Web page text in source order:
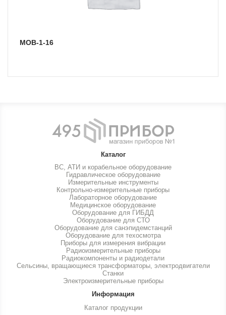
МОВ-1-16
Каталог
ВС, АТИ и корабельное оборудование
Гидравлическое оборудование
Измерительные инструменты
Контрольно-измерительные приборы
Лабораторное оборудование
Медицинское оборудование
Оборудование для ГИБДД
Оборудование для СТО
Оборудование для санэпидемстанций
Оборудование для техосмотра
Приборы для измерения вибрации
Радиоизмерительные приборы
Радиокомпоненты и радиодетали
Сельсины, вращающиеся трансформаторы, электродвигатели
Станки
Электроизмерительные приборы
Информация
Каталог продукции